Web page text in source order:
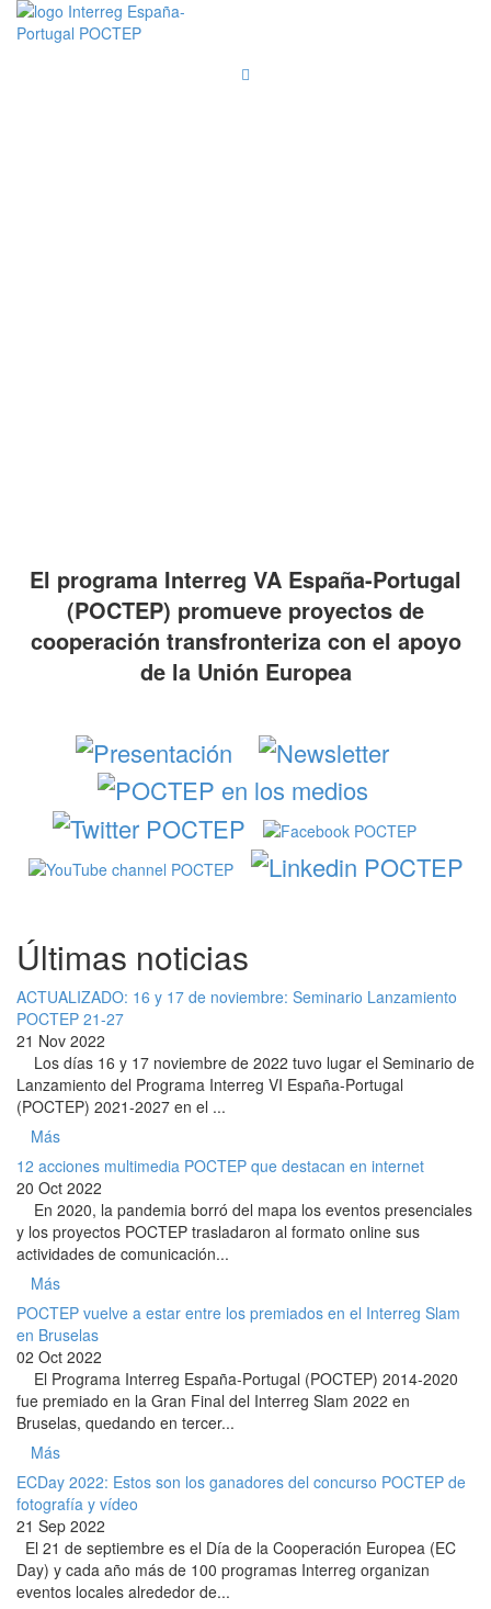
Pasar al contenido principal
El programa Interreg VA España-Portugal
(POCTEP) promueve proyectos de
cooperación transfronteriza con el apoyo
de la Unión Europea
Últimas noticias
ACTUALIZADO: 16 y 17 de noviembre: Seminario Lanzamiento
POCTEP 21-27
21 Nov 2022
Los días 16 y 17 noviembre de 2022 tuvo lugar el Seminario de
Lanzamiento del Programa Interreg VI España-Portugal
(POCTEP) 2021-2027 en el ...
Más
12 acciones multimedia POCTEP que destacan en internet
20 Oct 2022
En 2020, la pandemia borró del mapa los eventos presenciales
y los proyectos POCTEP trasladaron al formato online sus
actividades de comunicación...
Más
POCTEP vuelve a estar entre los premiados en el Interreg Slam
en Bruselas
02 Oct 2022
El Programa Interreg España-Portugal (POCTEP) 2014-2020
fue premiado en la Gran Final del Interreg Slam 2022 en
Bruselas, quedando en tercer...
Más
ECDay 2022: Estos son los ganadores del concurso POCTEP de
fotografía y vídeo
21 Sep 2022
El 21 de septiembre es el Día de la Cooperación Europea (EC
Day) y cada año más de 100 programas Interreg organizan
eventos locales alrededor de...